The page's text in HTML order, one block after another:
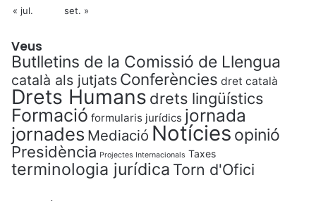
« jul.
set. »
Veus
Butlletins de la Comissió de Llengua
català als jutjats Conferències dret català
Drets Humans drets lingüístics
Formació formularis jurídics jornada
jornades Mediació Notícies opinió
Presidència Projectes Internacionals Taxes
terminologia jurídica Torn d'Ofici